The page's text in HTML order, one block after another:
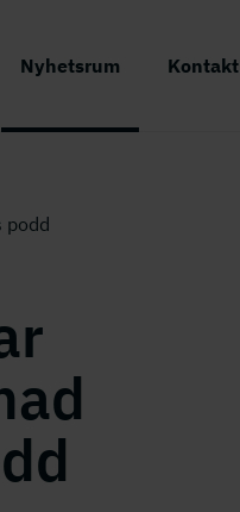
Nyhetsrum Kontakt
podd